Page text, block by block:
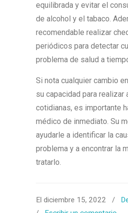
equilibrada y evitar el
de alcohol y el tabaco.
recomendable realizar
periódicos para detectar
problema de salud a
Si nota cualquier cambio
su capacidad para realizar
cotidianas, es importante
médico de inmediato. Su
ayudarle a identificar la
problema y a encontrar la
tratarlo.
El diciembre 15, 2022 /